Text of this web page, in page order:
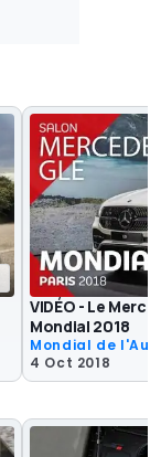
VIDÉO - Le
Mondial 2018
Mondial de
4 Oct 2018